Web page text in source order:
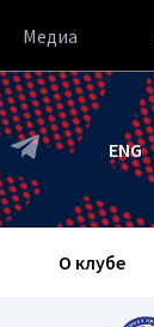
Медиа
ENG
О клубе